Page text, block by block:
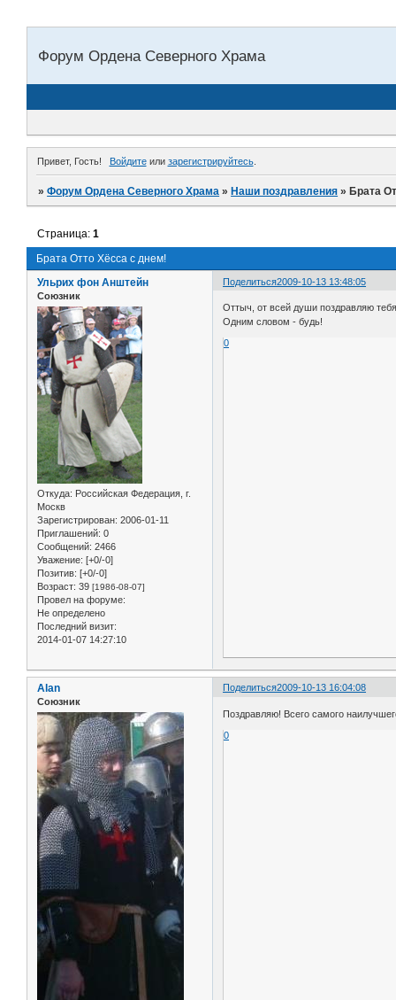
Форум Ордена Северного Храма
Привет, Гость! Войдитеили зарегистрируйтесь.
»Форум Ордена Северного Храма »Наши поздравления »Брата
Брата Отто Хёсса с днем!
Страница:1
Поделиться2009-10-13 13:48:05
Ульрих фон Анштейн
Союзник
Откуда: Российская Федерация, г.
Москв
Зарегистрирован: 2006-01-11
Приглашений: 0
Сообщений: 2466
Уважение: [+0/-0]
Позитив: [+0/-0]
Возраст: 39 [1986-08-07]
Провел на форуме:
Не определено
Последний визит:
2014-01-07 14:27:10
Оттыч, от всей души поздравляю
Одним словом - будь!
0
Поделиться2009-10-13 16:04:08
Alan
Союзник
Поздравляю! Всего самого
0